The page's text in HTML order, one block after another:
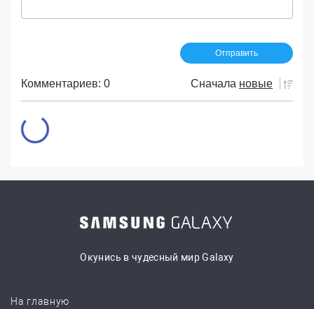
Комментариев: 0 Сначала новые
Окунись в чудесный мир Galaxy
На главную